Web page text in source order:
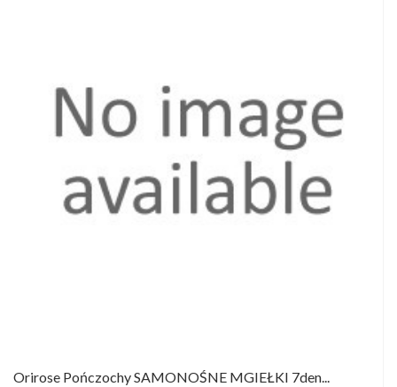
Orirose Pończochy SAMONOŚNE MGIEŁKI 7den...